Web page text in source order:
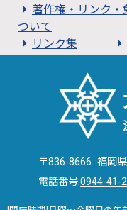
著作権・リンク
ついて
リンク集
〒836-8666 福岡
電話番号:0944-41-